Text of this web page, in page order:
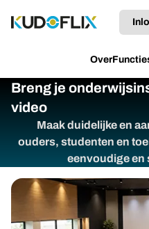
Over
Breng je
video
Maak duidelijke en
ouders, studenten en
eenvoudige en